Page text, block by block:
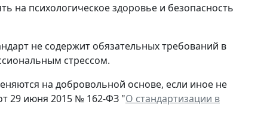
на психологическое здоровье и безопасность
не содержит обязательных требований в
стрессом.
на добровольной основе, если иное не
29 июня 2015 № 162-ФЗ "О стандартизации в